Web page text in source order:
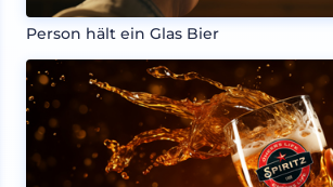
Person hält ein Glas Bier